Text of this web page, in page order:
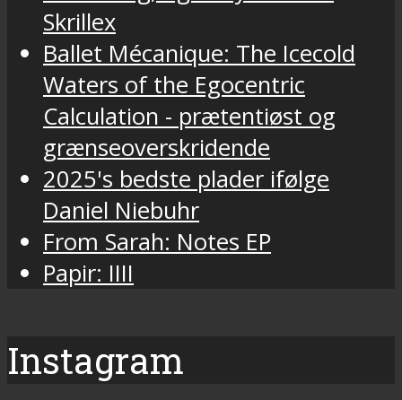
Skrillex
Ballet Mécanique: The Icecold
Waters of the Egocentric
Calculation - prætentiøst og
grænseoverskridende
2025's bedste plader ifølge
Daniel Niebuhr
From Sarah: Notes EP
Papir: IIII
Instagram